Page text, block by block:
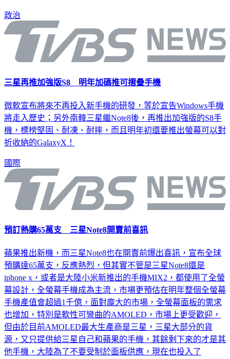
政治
三星再推加強版S8 明年加碼推可摺疊手機
微軟宣布將來不再投入新手機的研發，等於宣告Windows手機
將走入歷史；另外南韓三星繼Note8後，再推出加強版的S8手
機，標榜堅固、耐凍、耐摔，而且明年初還要推出螢幕可以對
折收納的GalaxyX！
國際
預訂熱購65萬支 三星Note8開賣前喜訊
蘋果推出新機，而三星Note8也在開賣前爆出喜訊，宣布全球
預購達65萬支，反應熱烈，但其實不管是三星Note8還是
iphone x，或者是大陸小米新推出的手機MIX2，都使用了全螢
幕設計，全螢幕手機成為主流，市場更預估在明年整個全螢幕
手機產值會超過1千億，面對龐大的市場，全螢幕面板的需求
也增加，特別是軟性可彎曲的AMOLED，市場上更受歡迎，
但由於目前AMOLED最大生產商是三星，三星大部分的貨
源，又只提供給三星自己和蘋果的手機，其餘剩下來的才是其
他手機，大陸為了不要受制於面板供應，現在也投入了